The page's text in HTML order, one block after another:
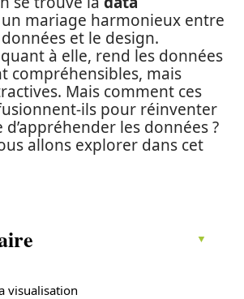
un mariage harmonieux entre
et le design.
à elle, rend les données
compréhensibles, mais
Mais comment ces
ils pour réinventer
les données ?
allons explorer dans cet
visualisation